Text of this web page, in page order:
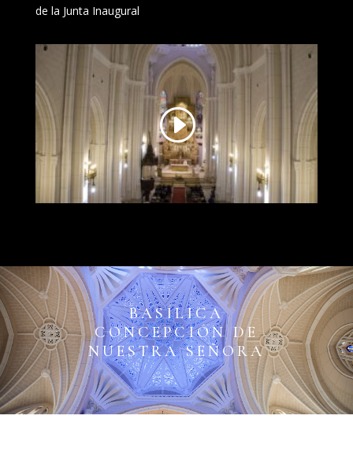
de la Junta Inaugural
BASÍLICA
CONCEPCIÓN DE
NUESTRA SEÑORA